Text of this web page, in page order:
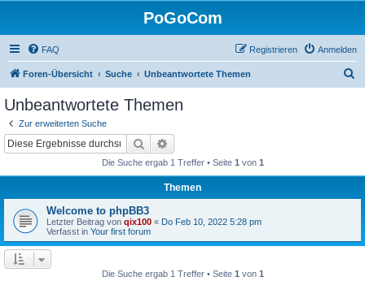
PoGoCom
FAQ Anmelden
Registrieren
Foren-Übersicht Suche Unbeantwortete Themen
Unbeantwortete Themen
Zur erweiterten Suche
Suche
Die Suche ergab 1 Treffer • Seite 1 von 1
Themen
Welcome to phpBB3
Letzter Beitrag von qix100 « Do Feb 10, 2022 5:28 pm
Verfasst in Your first forum
Die Suche ergab 1 Treffer • Seite 1 von 1